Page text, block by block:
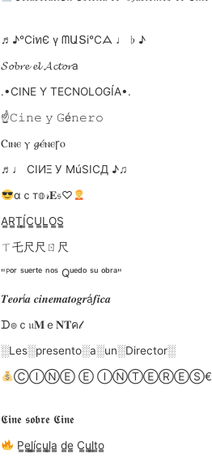
♬♪℃іทЄ ү ᗰԱՏі℃ᗋ ♩ ♭ ♪
𝓢𝓸𝓫𝓻𝓮 𝓮𝓵 𝓐𝓬𝓽𝓸𝓻a
.•CINE Y TECNOLOGÍA•.
☝𝙲𝚒𝚗𝚎 𝚢 𝙶é𝚗𝚎𝚛𝚘
Ⲥⲓⲛⲉ ⲩ 𝓰ⲉ́ⲛⲉꞅⲟ
♬♩ CIИΞ У MúSICД ♪♫
αｃт𝕠𝓇𝐄𝔰♡
A̳R̳T̳Í̳C̳U̳L̳O̳S̳
ㄒ乇尺尺ㄖ尺
"ᴾᵒʳ ˢᵘᵉʳᵗᵉ ⁿᵒˢ Qᵘᵉᵈᵒ ˢᵘ ᵒᵇʳᵃ"
𝑻𝒆𝒐𝒓í𝒂 𝒄𝒊𝒏𝒆𝒎𝒂𝒕𝒐𝒈𝒓á𝒇𝒊𝒄𝒂
ᗪ๏ｃ𝔲𝐌ｅ𝐍𝐓ค𝓁
░Les░presento░a░un░Director░
ⒸⒾⓃⒺ Ⓔ ⒾⓃⓉⒺⓇⒺⓈ€
𝕮𝖎𝖓𝖊 𝖘𝖔𝖇𝖗𝖊 𝕮𝖎𝖓𝖊
P̳e̳l̳í̳c̳u̳l̳a̳ d̳e̳ C̳u̳l̳t̳o̳